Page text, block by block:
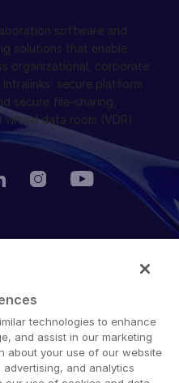
software and
solutions that enable
organizational, corporate
secure platform
secure file-sharing,
data room (VDR)
technologies to enhance
and assist in our marketing
about your use of our website
and analytics